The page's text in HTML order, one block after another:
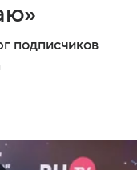
подписчиков